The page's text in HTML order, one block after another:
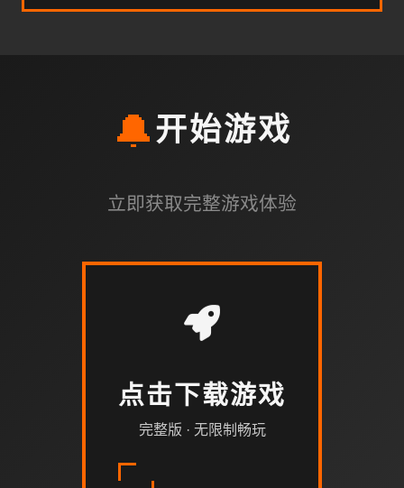
🔔开始游戏
立即获取完整游戏体验
点击下载游戏
完整版 · 无限制畅玩